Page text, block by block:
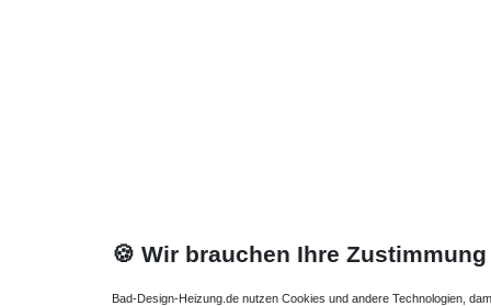
Wegen der niedrigen Einbauhöhe 190 mm hoch der
niedrige Unterflurheizung Wintergarten kann vielfach
Unterflurheizung Wintergarten verwendet werden. Für
🍪 Wir brauchen Ihre Zustimmung
Bad-Design-Heizung.de nutzen Cookies und andere Technologien,